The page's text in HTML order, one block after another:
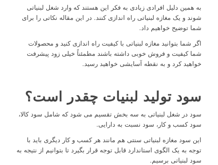
به همین دلیل افرادی زیادی به فکر این هستند که وارد شغل لبنیاتی
شوند و یک مغازه لبنیاتی راه اندازی کنند. در این مقاله نکاتی را برای
شما توضیح خواهیم داد.
اگر شما بتوانید مغازه لبنیاتی با کیفیت راه اندازی کنید و محصولات
شما کیفیت و فروش خوبی داشته باشند مطمئناً خیلی زود پیشرفت
خواهید کرد و به نقطه آسایشی خواهید رسید.
سود تولید لبنیات چقدر است؟
سود در شغل لبنیاتی به سه بخش تقسیم می شود که شامل سود کالا،
سود کسب و کار، سود نسبت به دارایی.
این سود مغازه لبنیاتی سنتی هم مانند هر کسب و کار دیگری باید با
توجه به یک الگوی استاندارد قابل توجه قرار بگیرد تا بتوانیم از نتیجه به
سود لبنیاتی برسیم.